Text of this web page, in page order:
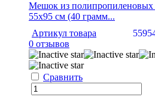
Мешок из полипропиленовых
55х95 см (40 грамм...
Артикул товара
0 отзывов
Сравнить